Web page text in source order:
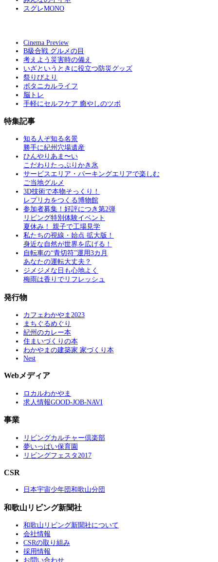
スグレMONO
Cinema Preview
B級合戦 グルメの目
考えよう災害時の備え
いざというときに役立つ防災グッズ
祭りびより
ボタニカルライフ
脳トレ
手軽にセルフケア 癒やしのツボ
特集記事
知る人ぞ知る名景
勝手に紀州穴場遺産
ひんやりあま〜い
こだわりたっぷりかき氷
サービスエリア・パーキングエリアで楽しむ
ご当地グルメ
3D技術で本物そっくり！
レプリカをつくる博物館
参加者募集！好評につき第2弾
リビング特別体験イベント
夏休み！ 親子で工場見学
私たちの視線・始点 拡大版！
身近な自然が世界を広げる！
自転車の“青切符”運用3カ月
あなたの運転大丈夫？
ジメジメな日も心地よく
梅雨は香りでリフレッシュ
発行物
カフェわかやま2023
まちぐるめぐり
紀州のカレー本
住まいづくりの本
わかやまの建築家 家づくり本
Nest
Webメディア
ロカルわかやま
求人情報GOOD-JOB-NAVI
事業
リビングカルチャー倶楽部
夢いっぱい保育園
リビングフェスタ2017
CSR
日本宇宙少年団和歌山分団
和歌山リビング新聞社
和歌山リビング新聞社について
会社情報
CSRの取り組み
採用情報
お問い合わせ